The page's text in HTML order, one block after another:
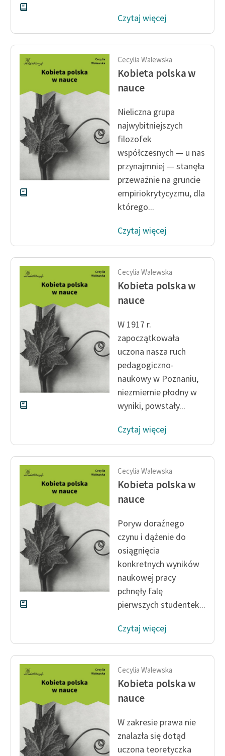
Czytaj więcej
Cecylia Walewska
Kobieta polska w
nauce
Nieliczna grupa
najwybitniejszych
filozofek
współczesnych — u nas
przynajmniej — stanęła
przeważnie na gruncie
empiriokrytycyzmu, dla
którego...
Czytaj więcej
Cecylia Walewska
Kobieta polska w
nauce
W 1917 r.
zapoczątkowała
uczona nasza ruch
pedagogiczno-
naukowy w Poznaniu,
niezmiernie płodny w
wyniki, powstały...
Czytaj więcej
Cecylia Walewska
Kobieta polska w
nauce
Poryw doraźnego
czynu i dążenie do
osiągnięcia
konkretnych wyników
naukowej pracy
pchnęły falę
pierwszych studentek...
Czytaj więcej
Cecylia Walewska
Kobieta polska w
nauce
W zakresie prawa nie
znalazła się dotąd
uczona teoretyczka